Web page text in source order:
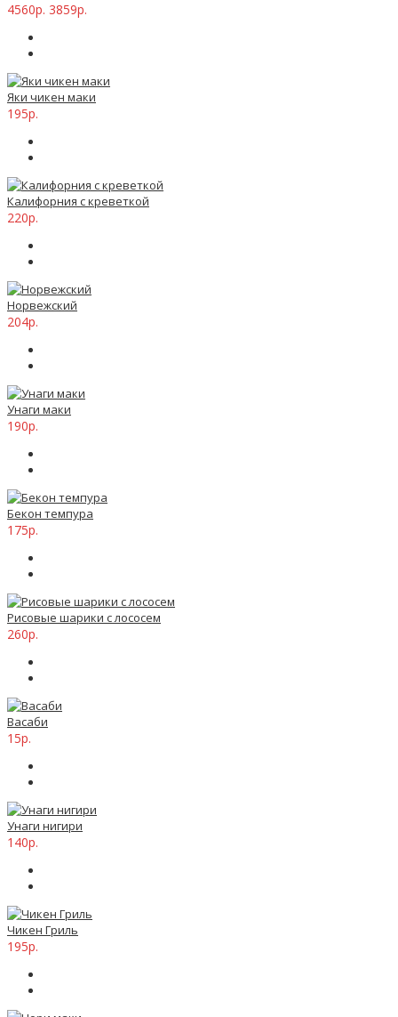
4560р. 3859р.
Яки чикен маки
195р.
Калифорния с креветкой
220р.
Норвежский
204р.
Унаги маки
190р.
Бекон темпура
175р.
Рисовые шарики с лососем
260р.
Васаби
15р.
Унаги нигири
140р.
Чикен Гриль
195р.